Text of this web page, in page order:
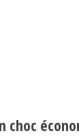
choc